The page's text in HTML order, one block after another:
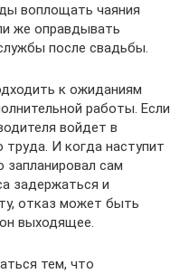
воплощать чаяния
же оправдывать
после свадьбы.
к ожиданиям
работы. Если
войдет в
труда. И когда наступит
сам
задержаться и
отказ может быть
выходящее.
тем, что